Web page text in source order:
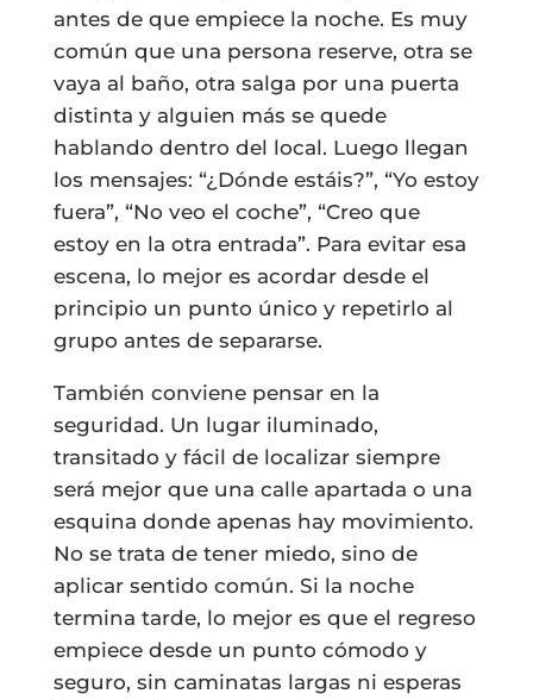
antes de que empiece la noche. Es muy
común que una persona reserve, otra se
vaya al baño, otra salga por una puerta
distinta y alguien más se quede
hablando dentro del local. Luego llegan
los mensajes: “¿Dónde estáis?”, “Yo estoy
fuera”, “No veo el coche”, “Creo que
estoy en la otra entrada”. Para evitar esa
escena, lo mejor es acordar desde el
principio un punto único y repetirlo al
grupo antes de separarse.
También conviene pensar en la
seguridad. Un lugar iluminado,
transitado y fácil de localizar siempre
será mejor que una calle apartada o una
esquina donde apenas hay movimiento.
No se trata de tener miedo, sino de
aplicar sentido común. Si la noche
termina tarde, lo mejor es que el regreso
empiece desde un punto cómodo y
seguro, sin caminatas largas ni esperas